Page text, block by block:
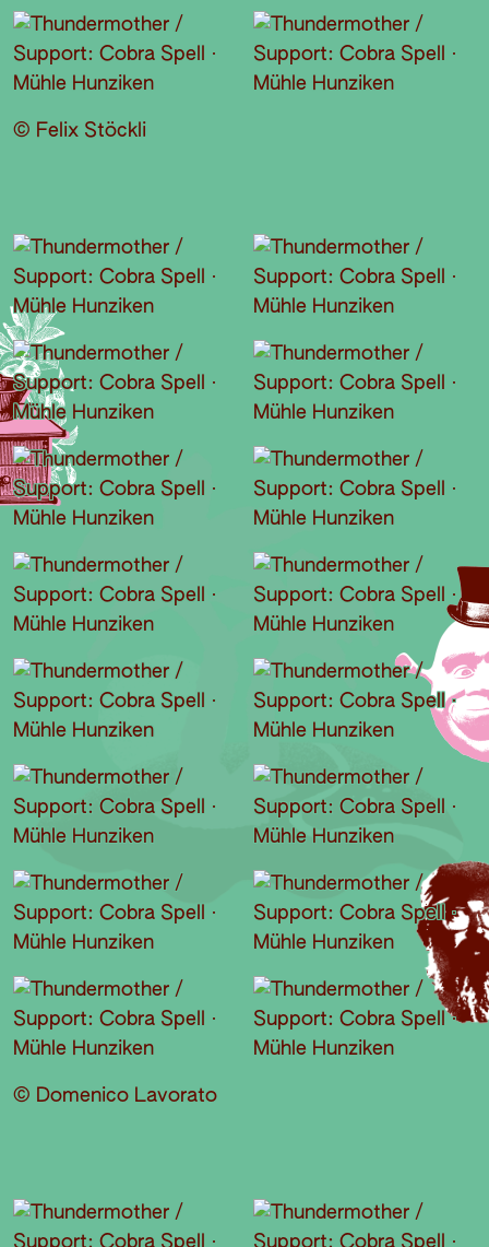
© Felix Stöckli
© Domenico Lavorato